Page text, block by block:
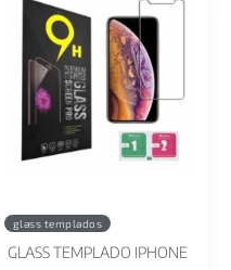
glass templados
GLASS TEMPLADO IPHONE